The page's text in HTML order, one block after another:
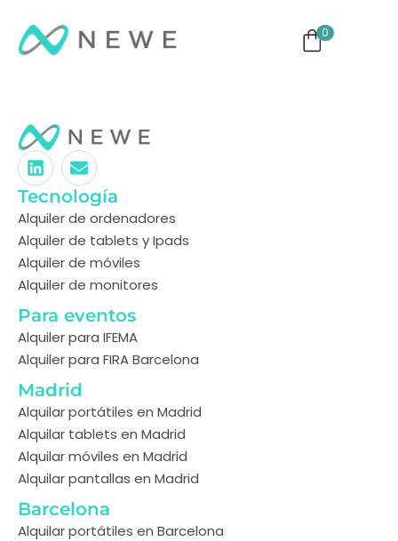
0
Tecnología
Alquiler de ordenadores
Alquiler de tablets y Ipads
Alquiler de móviles
Alquiler de monitores
Para eventos
Alquiler para IFEMA
Alquiler para FIRA Barcelona
Madrid
Alquilar portátiles en Madrid
Alquilar tablets en Madrid
Alquilar móviles en Madrid
Alquilar pantallas en Madrid
Barcelona
Alquilar portátiles en Barcelona